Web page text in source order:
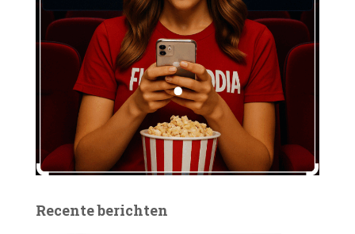
Recente berichten